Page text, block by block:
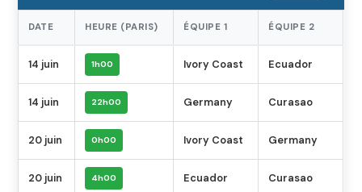
DATE HEURE (PARIS) ÉQUIPE 1 ÉQUIPE 2
14 juin 1h00 Ivory Coast Ecuador
14 juin 22h00 Germany Curasao
20 juin 0h00 Ivory Coast Germany
20 juin 4h00 Ecuador Curasao